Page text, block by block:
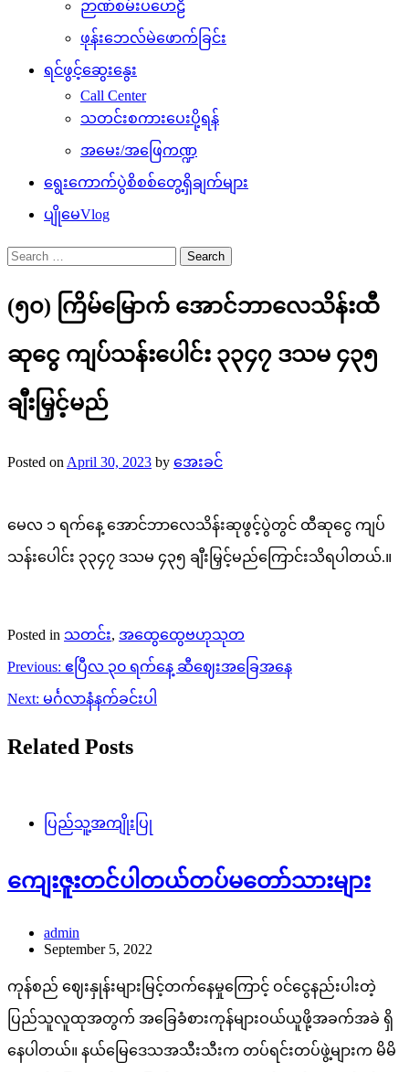
ဉာဏ်စမ်းပဟေဠိ
ဖုန်းဘေလ်မဲဖောက်ခြင်း
ရင်ဖွင့်ဆွေးနွေး
Call Center
သတင်းစကားပေးပို့ရန်
အမေး/အဖြေကဏ္ဍ
ရွေးကောက်ပွဲစိစစ်တွေ့ရှိချက်များ
ပျိုမေVlog
Search
for:
(၅၀) ကြိမ်မြောက် အောင်ဘာလေသိန်းထီ
ဆုငွေ ကျပ်သန်းပေါင်း ၃၃၄၇ ဒသမ ၄၃၅
ချီးမြှင့်မည်
Posted on April 30, 2023 by အေးခင်
မေလ ၁ ရက်နေ့ အောင်ဘာလေသိန်းဆုဖွင့်ပွဲတွင် ထီဆုငွေ ကျပ်
သန်းပေါင်း ၃၃၄၇ ဒသမ ၄၃၅ ချီးမြှင့်မည်ကြောင်းသိရပါတယ်.။
Posted in သတင်း, အထွေထွေဗဟုသုတ
Post
navigation
Previous: ဧပြီလ ၃၀ ရက်နေ့ ဆီဈေးအခြေအနေ
Next: မင်္ဂလာနံနက်ခင်းပါ
Related Posts
ပြည်သူ့အကျိုးပြု
ကျေးဇူးတင်ပါတယ်တပ်မတော်သားများ
admin
September 5, 2022
ကုန်စည် ဈေးနှုန်းများမြင့်တက်နေမှုကြောင့် ဝင်ငွေနည်းပါးတဲ့
ပြည်သူလူထုအတွက် အခြေခံစားကုန်များဝယ်ယူဖို့အခက်အခဲ ရှိ
နေပါတယ်။ နယ်မြေဒေသအသီးသီးက တပ်ရင်းတပ်ဖွဲ့များက မိမိ